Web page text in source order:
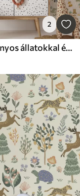
2
Falvédő Ábécé aranyos állatokkal és növényekkel gyerekeknek